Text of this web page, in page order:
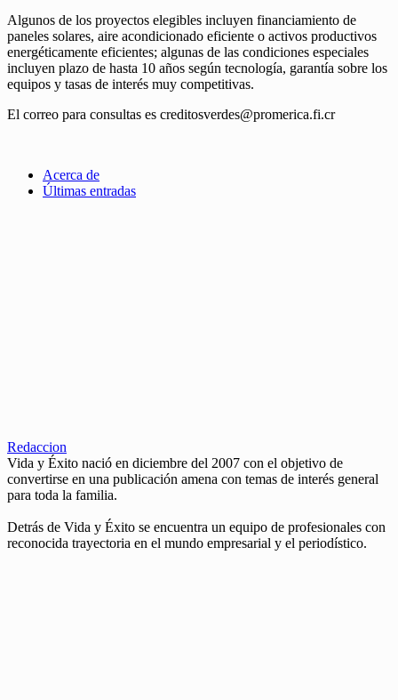
Algunos de los proyectos elegibles incluyen financiamiento de
paneles solares, aire acondicionado eficiente o activos productivos
energéticamente eficientes; algunas de las condiciones especiales
incluyen plazo de hasta 10 años según tecnología, garantía sobre los
equipos y tasas de interés muy competitivas.
El correo para consultas es creditosverdes@promerica.fi.cr
Acerca de
Últimas entradas
Redaccion
Vida y Éxito nació en diciembre del 2007 con el objetivo de
convertirse en una publicación amena con temas de interés general
para toda la familia.
Detrás de Vida y Éxito se encuentra un equipo de profesionales con
reconocida trayectoria en el mundo empresarial y el periodístico.